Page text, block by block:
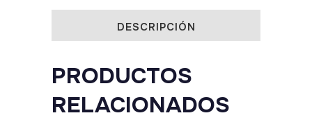
quantity
DESCRIPCIÓN
PRODUCTOS
RELACIONADOS